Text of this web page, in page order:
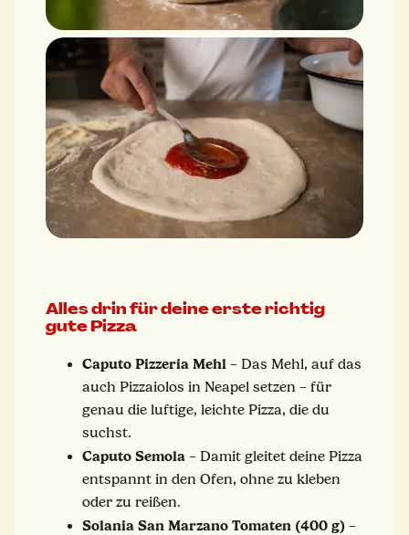
Alles drin für deine erste richtig
gute Pizza
Caputo Pizzeria Mehl – Das Mehl, auf das
auch Pizzaiolos in Neapel setzen – für
genau die luftige, leichte Pizza, die du
suchst.
Caputo Semola – Damit gleitet deine Pizza
entspannt in den Ofen, ohne zu kleben
oder zu reißen.
Solania San Marzano Tomaten (400 g) –